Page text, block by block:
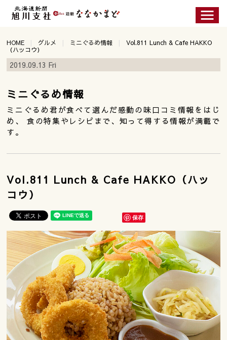
HOME グルメ ミニぐるめ情報
Vol.811 Lunch & Cafe HAKKO
（ハッコウ）
2019.09.13 Fri
ミニぐるめ情報
ミニぐるめ君が食べて選んだ感動の味口コミ情報をはじ
め、 食の特集やレシピまで、知って得する情報が満載で
す。
Vol.811 Lunch & Cafe HAKKO（ハッ
コウ）
保存